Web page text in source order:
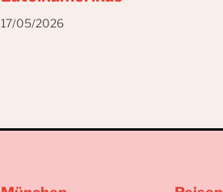
17/05/2026